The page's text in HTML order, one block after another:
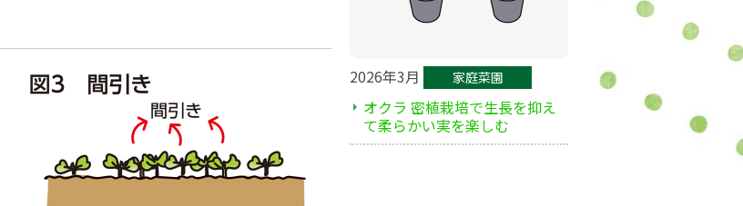
2026年3月 家庭菜園
オクラ 密植栽培で生長を抑え
て柔らかい実を楽しむ